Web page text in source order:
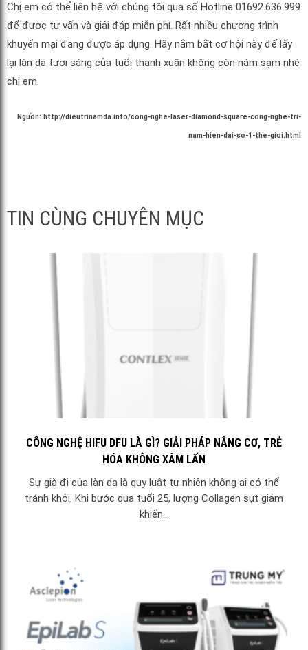
Chị em có thể liên hệ với chúng tôi qua số Hotline 01692.636.999
để được tư vấn và giải đáp miễn phí. Rất nhiều chương trình
khuyến mại đang được áp dụng. Hãy nắm bắt cơ hội này để lấy
lại làn da tươi sáng của tuổi thanh xuân không còn nám sạm nhé
chị em.
Nguồn: http://dieutrinamda.info/cong-nghe-laser-diamond-square-cong-nghe-tri-
nam-hien-dai-so-1-the-gioi.html
TIN CÙNG CHUYÊN MỤC
CÔNG NGHỆ HIFU DFU LÀ GÌ? GIẢI PHÁP NÂNG CƠ, TRẺ
HÓA KHÔNG XÂM LẤN
Sự già đi của làn da là quy luật tự nhiên không ai có thể
tránh khỏi. Khi bước qua tuổi 25, lượng Collagen sụt giảm
khiến...